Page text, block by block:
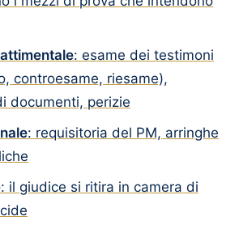
: esame dei testimoni
controesame, riesame),
documenti, perizie
: requisitoria del PM, arringhe
: il giudice si ritira in camera di